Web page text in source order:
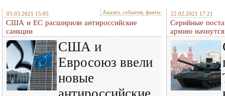
03.03.2021 15:05 Анализ, события, факты
США и ЕС расширили антироссийские
санкции
США и
Евросоюз ввели
новые
22.02.2021 17:21
Серийные
армию